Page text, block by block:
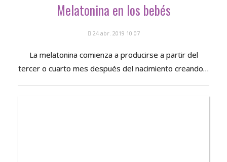
Melatonina en los bebés
24 abr. 2019 10:07
La melatonina comienza a producirse a partir del
tercer o cuarto mes después del nacimiento creando…